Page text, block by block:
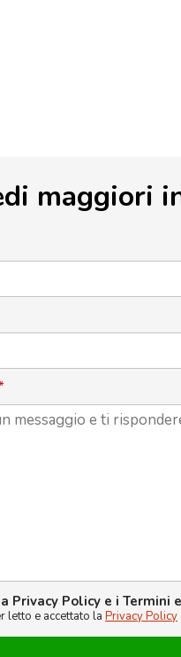
maggiori
Privacy Policy e i Termini
letto e accettato la Privacy Policy